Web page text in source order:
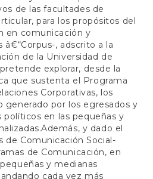
de las facultades de
para los propósitos del
en comunicación y
â€“Corpus-, adscrito a la
de la Universidad de
explorar, desde la
que sustenta el Programa
Corporativas, los
generado por los egresados y
en las pequeñas y
y dado el
de Comunicación Social-
de Comunicación, en
y medianas
cada vez más